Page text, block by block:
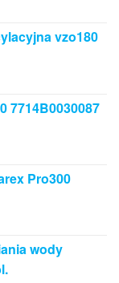
vzo180
7714B0030087
Pro300
wody